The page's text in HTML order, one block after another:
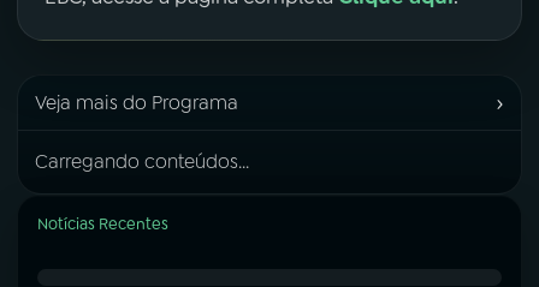
Veja mais do Programa ›
Carregando conteúdos...
Notícias Recentes